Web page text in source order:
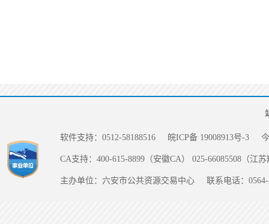
软件支持：0512-58188516 皖ICP备 19008913号-3
CA支持：400-615-8899（安徽CA） 025-66085508（江
主办单位：六安市公共资源交易中心 联系电话：0564-